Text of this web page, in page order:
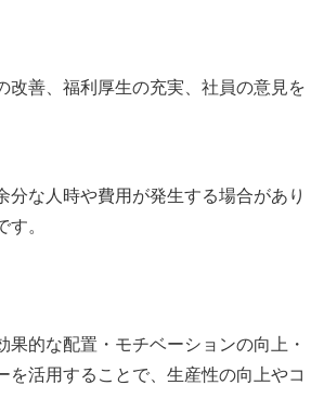
善、福利厚生の充実、社員の意見を
な人時や費用が発生する場合があり
。
的な配置・モチベーションの向上・
活用することで、生産性の向上やコ